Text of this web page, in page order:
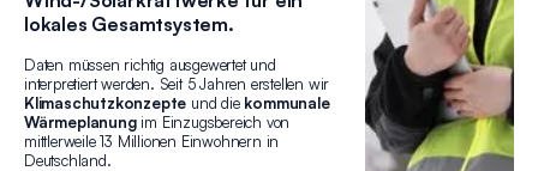
lokales Gesamtsystem.
Daten müssen richtig ausgewertet und
interpretiert werden. Seit 5 Jahren erstellen wir
Klimaschutzkonzepte und die kommunale
Wärmeplanungim Einzugsbereich von
mittlerweile 13 Millionen Einwohnern in
Deutschland.